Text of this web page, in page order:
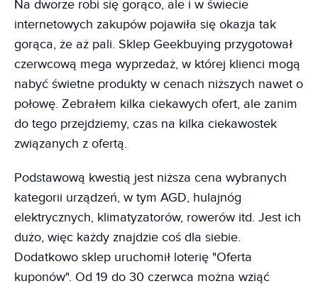
Na dworze robi się gorąco, ale i w świecie
internetowych zakupów pojawiła się okazja tak
gorąca, że aż pali. Sklep Geekbuying przygotował
czerwcową mega wyprzedaż, w której klienci mogą
nabyć świetne produkty w cenach niższych nawet o
połowę. Zebrałem kilka ciekawych ofert, ale zanim
do tego przejdziemy, czas na kilka ciekawostek
związanych z ofertą.
Podstawową kwestią jest niższa cena wybranych
kategorii urządzeń, w tym AGD, hulajnóg
elektrycznych, klimatyzatorów, rowerów itd. Jest ich
dużo, więc każdy znajdzie coś dla siebie.
Dodatkowo sklep uruchomił loterię "Oferta
kuponów". Od 19 do 30 czerwca można wziąć